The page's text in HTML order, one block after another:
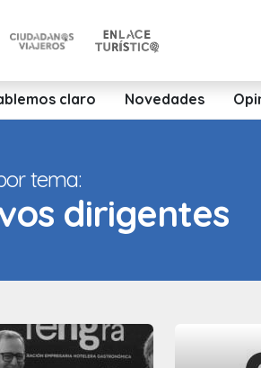
claro Novedades
tema:
dirigentes